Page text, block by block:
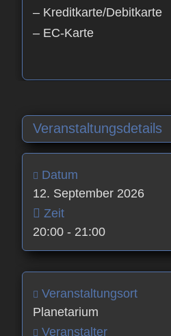
– Kreditkarte/Debitkarte
– EC-Karte
Veranstaltungsdetails
Datum
12. September 2026
Zeit
20:00 - 21:00
Veranstaltungsort
Planetarium
Veranstalter